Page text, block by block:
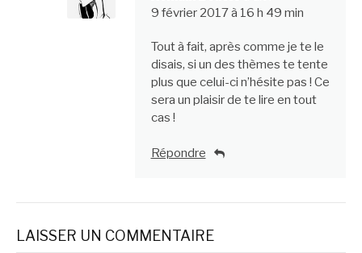
9 février 2017 à 16 h 49 min
Tout à fait, après comme je te le
disais, si un des thèmes te tente
plus que celui-ci n’hésite pas ! Ce
sera un plaisir de te lire en tout
cas !
Répondre
LAISSER UN COMMENTAIRE